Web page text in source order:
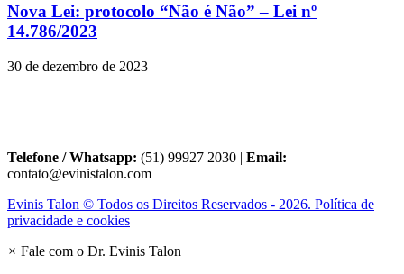
Nova Lei: protocolo “Não é Não” – Lei nº
14.786/2023
30 de dezembro de 2023
Telefone / Whatsapp: (51) 99927 2030 | Email:
contato@evinistalon.com
Evinis Talon © Todos os Direitos Reservados - 2026. Política de
privacidade e cookies
× Fale com o Dr. Evinis Talon